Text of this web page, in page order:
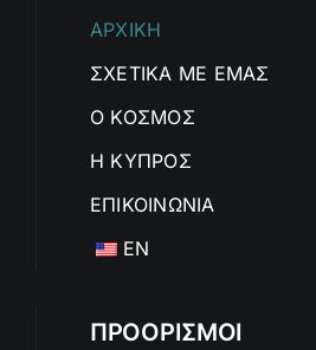
ΑΡΧΙΚΗ
ΣΧΕΤΙΚΑ ΜΕ ΕΜΑΣ
Ο ΚΟΣΜΟΣ
Η ΚΥΠΡΟΣ
ΕΠΙΚΟΙΝΩΝΙΑ
EN
ΠΡΟΟΡΙΣΜΟΙ